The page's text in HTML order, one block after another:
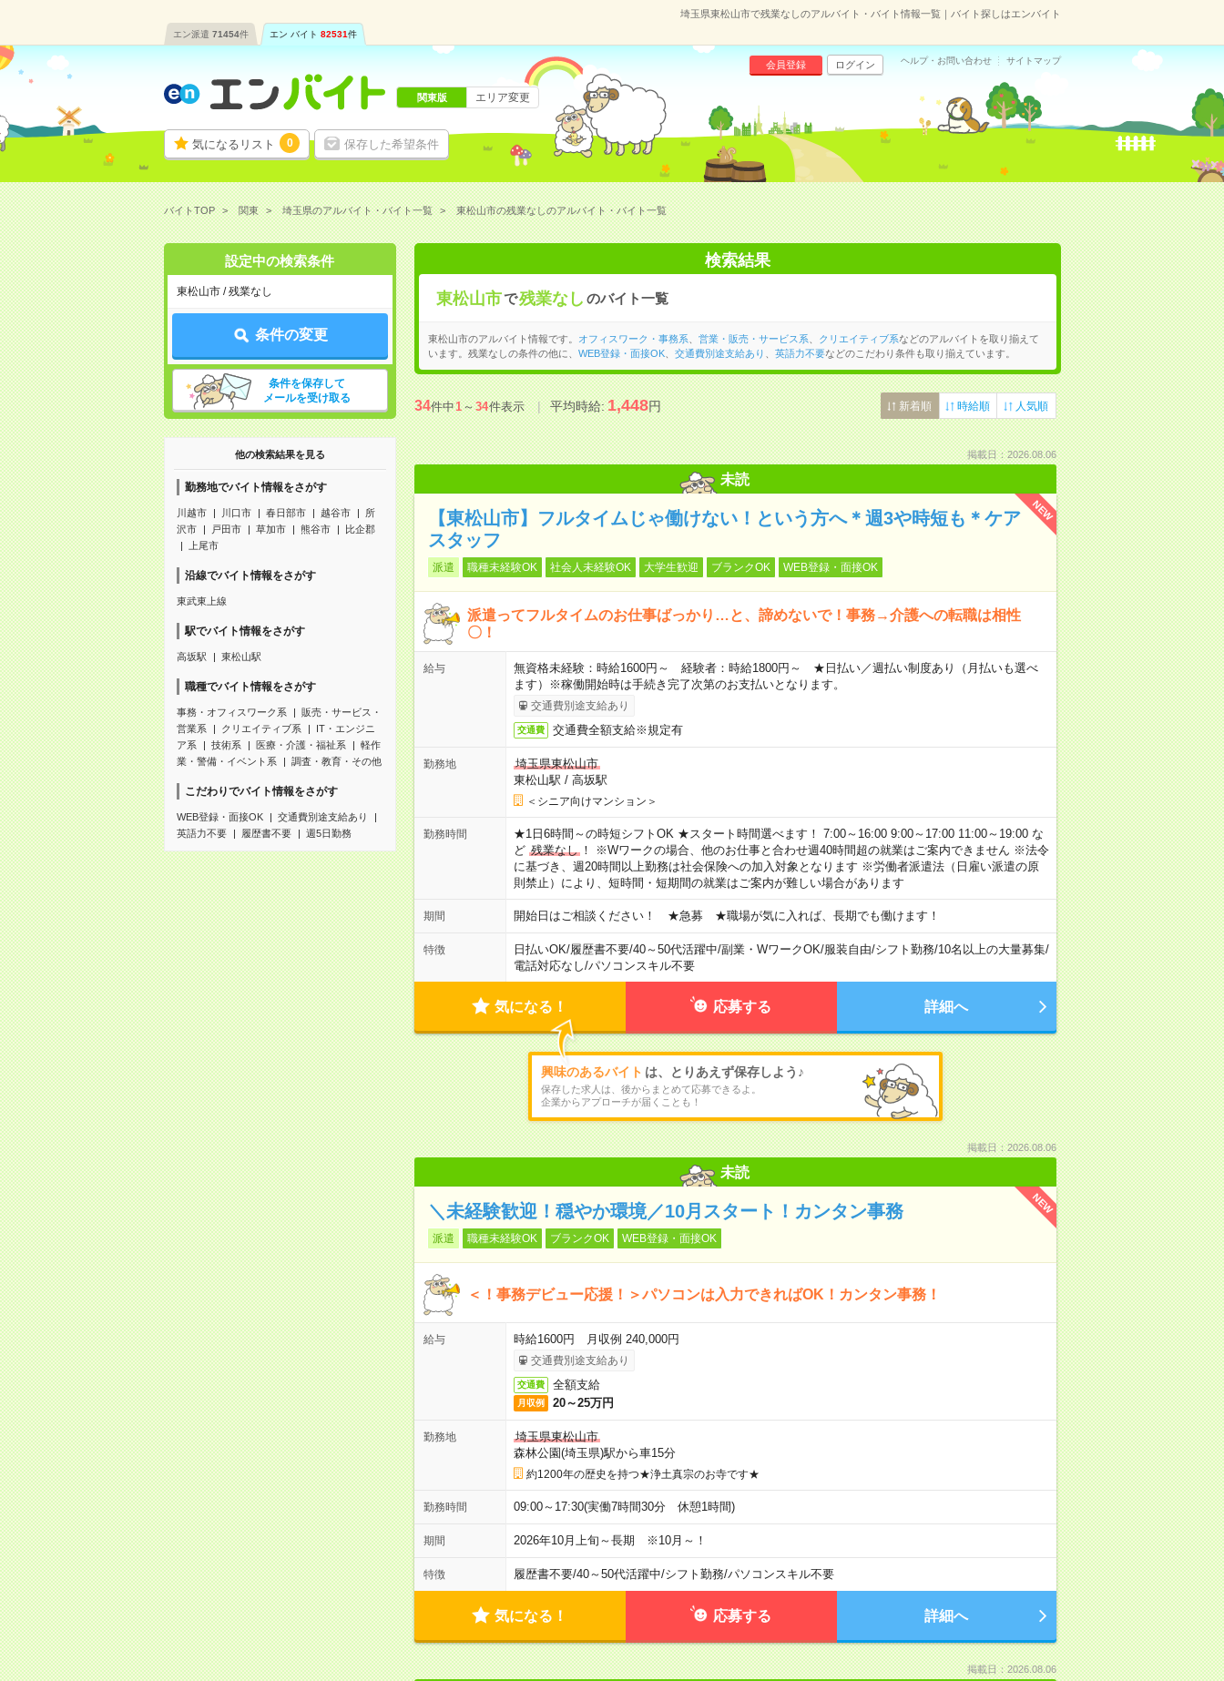
埼玉県東松山市で残業なしのアルバイト・バイト情報一覧｜バイト探しはエンバイト
エン派遣 71454件 エン バイト 82531件
気になるリスト 0 保存した希望条件
会員登録 ログイン ヘルプ・お問い合わせ サイトマップ
関東版 エリア変更
バイトTOP 関東 埼玉県のアルバイト・バイト一覧 東松山市の残業なしのアルバイト・バイト一覧
設定中の検索条件
東松山市 / 残業なし
条件の変更
条件を保存して
メールを受け取る
他の検索結果を見る
勤務地でバイト情報をさがす
川越市 川口市 春日部市 越谷市
所
沢市
戸田市 草加市 熊谷市
比企郡
上尾市
沿線でバイト情報をさがす
東武東上線
駅でバイト情報をさがす
高坂駅 東松山駅
職種でバイト情報をさがす
事務・オフィスワーク系
販売・サービス・
営業系
クリエイティブ系
IT・エンジニ
ア系
技術系 医療・介護・福祉系
軽作
業・警備・イベント系
調査・教育・その他
こだわりでバイト情報をさがす
WEB登録・面接OK
交通費別途支給あり
英語力不要
履歴書不要 週5日勤務
検索結果
東松山市で残業なし のバイト一覧
東松山市のアルバイト情報です。 オフィスワーク・事務系 営業・販売・サービス系 クリエイティブ系などのアルバイトを取り揃えて
います。残業なしの条件の他に、 WEB登録・面接OK、 交通費別途支給あり 英語力不要などのこだわり条件も取り揃えています。
34件中1～34件表示 平均時給:1,448円 新着順 時給順 人気順
掲載日：2026.08.06
未読
NEW
【東松山市】フルタイムじゃ働けない！という方へ＊週3や時短も＊ケア
スタッフ
派遣 職種未経験OK 社会人未経験OK 大学生歓迎 ブランクOK WEB登録・面接OK
派遣ってフルタイムのお仕事ばっかり…と、諦めないで！事務→介護への転職は相性
〇！
給与
無資格未経験：時給1600円～ 経験者：時給1800円～ ★日払い／週払い制度あり（月払いも選べ
ます）※稼働開始時は手続き完了次第のお支払いとなります。
交通費別途支給あり
交通費 交通費全額支給※規定有
勤務地
埼玉県東松山市
東松山駅 / 高坂駅
＜シニア向けマンション＞
勤務時間
★1日6時間～の時短シフトOK ★スタート時間選べます！ 7:00～16:00 9:00～17:00 11:00～19:00 な
ど 残業なし！ ※Wワークの場合、他のお仕事と合わせ週40時間超の就業はご案内できません ※法令
に基づき、週20時間以上勤務は社会保険への加入対象となります ※労働者派遣法（日雇い派遣の原
則禁止）により、短時間・短期間の就業はご案内が難しい場合があります
期間 開始日はご相談ください！ ★急募 ★職場が気に入れば、長期でも働けます！
特徴 日払いOK/履歴書不要/40～50代活躍中/副業・WワークOK/服装自由/シフト勤務/10名以上の大量募集/
電話対応なし/パソコンスキル不要
気になる！ 応募する 詳細へ
興味のあるバイト は、とりあえず保存しよう♪
保存した求人は、後からまとめて応募できるよ。
企業からアプローチが届くことも！
掲載日：2026.08.06
未読
NEW
＼未経験歓迎！穏やか環境／10月スタート！カンタン事務
派遣 職種未経験OK ブランクOK WEB登録・面接OK
＜！事務デビュー応援！＞パソコンは入力できればOK！カンタン事務！
給与 時給1600円 月収例 240,000円
交通費別途支給あり
交通費 全額支給
月収例 20～25万円
勤務地
埼玉県東松山市
森林公園(埼玉県)駅から車15分
約1200年の歴史を持つ★浄土真宗のお寺です★
勤務時間 09:00～17:30(実働7時間30分 休憩1時間)
期間 2026年10月上旬～長期 ※10月～！
特徴 履歴書不要/40～50代活躍中/シフト勤務/パソコンスキル不要
気になる！ 応募する 詳細へ
掲載日：2026.08.06